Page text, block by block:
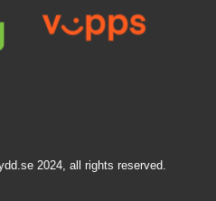
2024, all rights reserved.